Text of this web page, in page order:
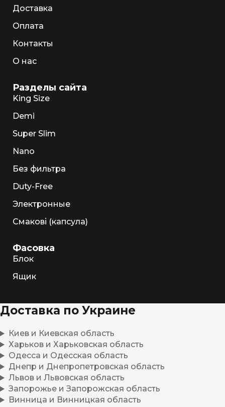
Доставка
Оплата
Контакты
О нас
Разделы сайта
King Size
Demi
Super Slim
Nano
Без фильтра
Duty-Free
Электронные
Смакові (капсула)
Фасовка
Блок
Ящик
Доставка по Украине
Киев и Киевская область
Харьков и Харьковская область
Одесса и Одесская область
Днепр и Днепропетровская область
Львов и Львовская область
Запорожье и Запорожская область
Винница и Винницкая область